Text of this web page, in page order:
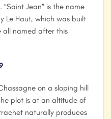
Jean” is the name
Le Haut, which was built
all named after this
on a sloping hill
plot is at an altitude of
naturally produces